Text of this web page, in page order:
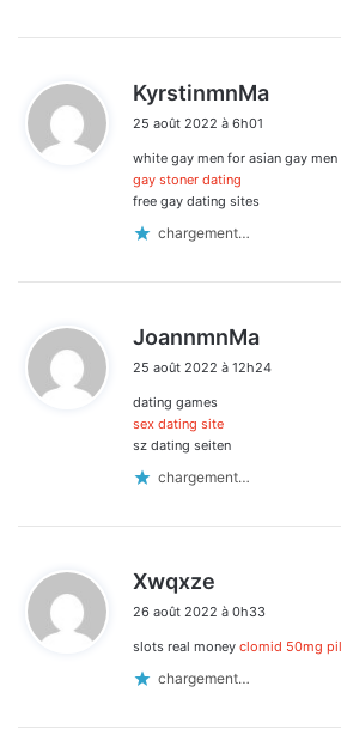
KyrstinmnMa
25 août 2022 à 6h01
white gay men for asian gay men
gay stoner dating
free gay dating sites
chargement…
JoannmnMa
t
25 août 2022 à 12h24
dating games
sex dating site
sz dating seiten
chargement…
Xwqxze
t
26 août 2022 à 0h33
slots real money clomid 50mg
chargement…